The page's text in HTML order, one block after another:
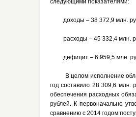
следующими показателями:
доходы – 38 372,9 млн.
расходы – 45 332,4 млн.
дефицит – 6 959,5 млн.
В целом исполнение
год составило 28 309,6 млн.
обеспечения расходных
рублей. К первоначально
сравнению с 2014 годом